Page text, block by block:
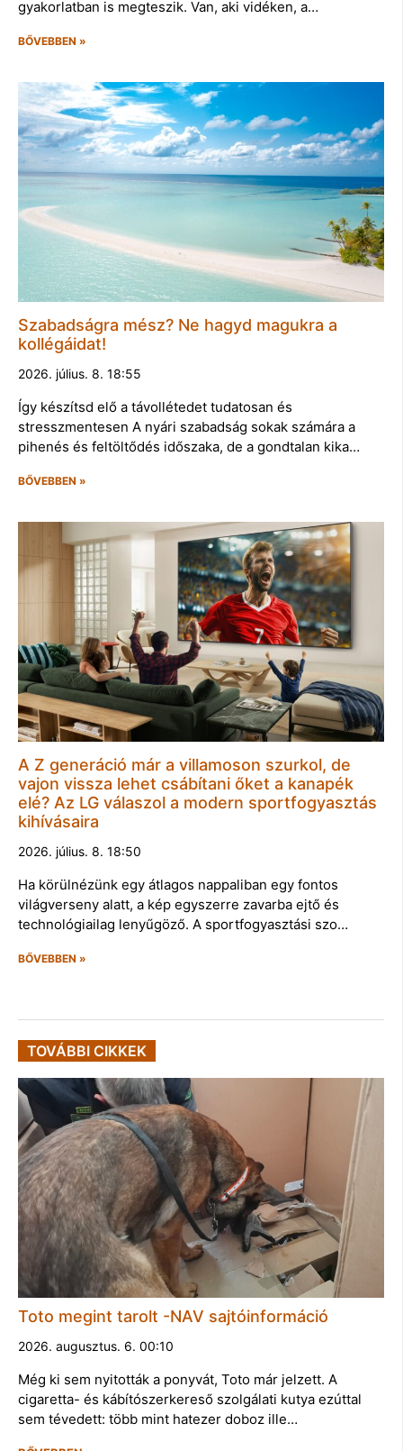
gyakorlatban is megteszik. Van, aki vidéken, a…
BŐVEBBEN »
Szabadságra mész? Ne hagyd magukra a
kollégáidat!
2026. július. 8. 18:55
Így készítsd elő a távollétedet tudatosan és
stresszmentesen A nyári szabadság sokak számára a
pihenés és feltöltődés időszaka, de a gondtalan kika…
BŐVEBBEN »
A Z generáció már a villamoson szurkol, de
vajon vissza lehet csábítani őket a kanapék
elé? Az LG válaszol a modern sportfogyasztás
kihívásaira
2026. július. 8. 18:50
Ha körülnézünk egy átlagos nappaliban egy fontos
világverseny alatt, a kép egyszerre zavarba ejtő és
technológiailag lenyűgöző. A sportfogyasztási szo…
BŐVEBBEN »
TOVÁBBI CIKKEK
Toto megint tarolt -NAV sajtóinformáció
2026. augusztus. 6. 00:10
Még ki sem nyitották a ponyvát, Toto már jelzett. A
cigaretta- és kábítószerkereső szolgálati kutya ezúttal
sem tévedett: több mint hatezer doboz ille…